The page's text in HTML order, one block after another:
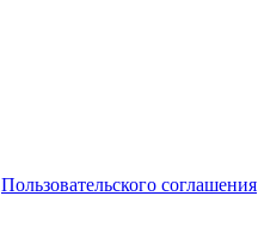
Пользовательского соглашения